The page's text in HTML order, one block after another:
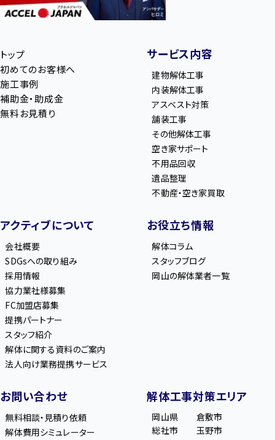
トップ
初めてのお客様へ
施工事例
補助金・助成金
無料お見積り
サービス内容
建物解体工事
内装解体工事
アスベスト対策
舗装工事
その他解体工事
空き家サポート
不用品回収
遺品整理
不動産・空き家買取
アクティブについて
会社概要
SDGsへの取り組み
採用情報
協力業社様募集
FC加盟店募集
提携パートナー
スタッフ紹介
解体に関する資料のご案内
法人向け業務提携サービス
お役立ち情報
解体コラム
スタッフブログ
岡山の解体業者一覧
お問い合わせ
無料相談・見積り依頼
解体費用シミュレーター
解体工事対策エリア
岡山県
倉敷市
総社市
玉野市